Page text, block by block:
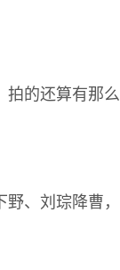
的还算有那么
、刘琮降曹